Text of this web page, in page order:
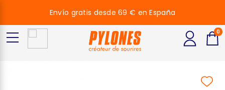
Envío gratis desde 69 € en España
0